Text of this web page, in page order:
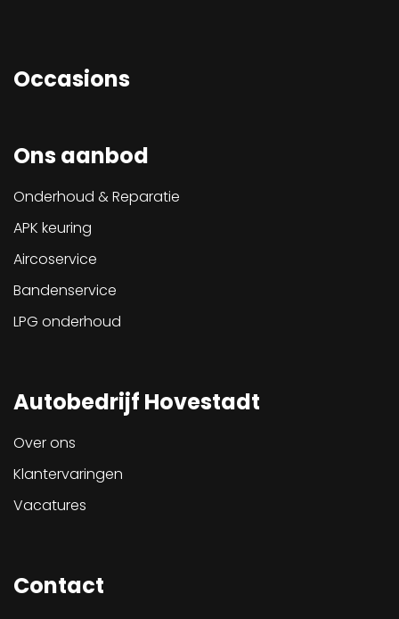
Occasions
Ons aanbod
Onderhoud & Reparatie
APK keuring
Aircoservice
Bandenservice
LPG onderhoud
Autobedrijf Hovestadt
Over ons
Klantervaringen
Vacatures
Contact